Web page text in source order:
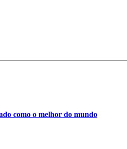
como o melhor do mundo